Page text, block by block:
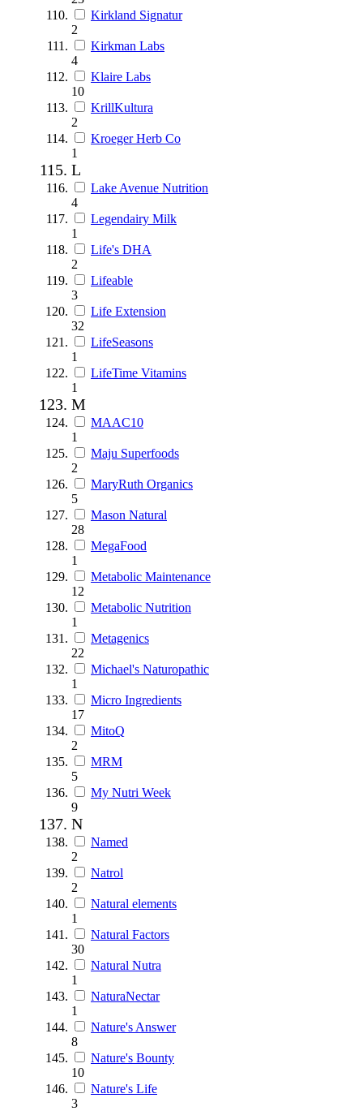
Kirkland Signatur
2
Kirkman Labs
4
Klaire Labs
10
KrillKultura
2
Kroeger Herb Co
1
L
Lake Avenue Nutrition
4
Legendairy Milk
1
Life's DHA
2
Lifeable
3
Life Extension
32
LifeSeasons
1
LifeTime Vitamins
1
M
MAAC10
1
Maju Superfoods
2
MaryRuth Organics
5
Mason Natural
28
MegaFood
1
Metabolic Maintenance
12
Metabolic Nutrition
1
Metagenics
22
Michael's Naturopathic
1
Micro Ingredients
17
MitoQ
2
MRM
5
My Nutri Week
9
N
Named
2
Natrol
2
Natural elements
1
Natural Factors
30
Natural Nutra
1
NaturaNectar
1
Nature's Answer
8
Nature's Bounty
10
Nature's Life
3